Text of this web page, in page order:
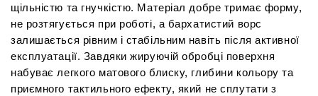
щільністю та гнучкістю. Матеріал добре тримає форму,
не розтягується при роботі, а бархатистий ворс
залишається рівним і стабільним навіть після активної
експлуатації. Завдяки жируючій обробці поверхня
набуває легкого матового блиску, глибини кольору та
приємного тактильного ефекту, який не сплутати з